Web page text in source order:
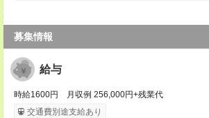
募集情報
給与
時給1600円 月収例 256,000円+残業代
交通費別途支給あり